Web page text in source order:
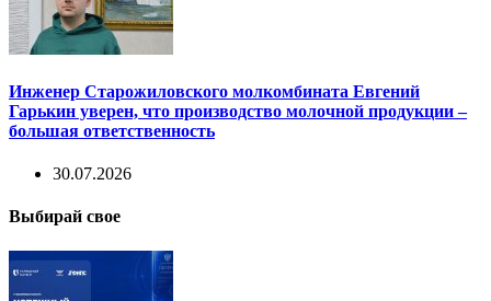
Инженер Старожиловского молкомбината Евгений
Гарькин уверен, что производство молочной продукции –
большая ответственность
30.07.2026
Выбирай свое